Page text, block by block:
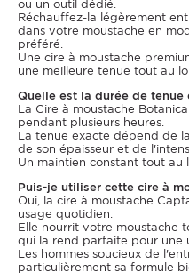
ou un outil dédié.
Réchauffez-la légèrement
dans votre moustache en
préféré.
Une cire à moustache
une meilleure tenue tout au
Quelle est la durée de tenue
La Cire à moustache
pendant plusieurs heures.
La tenue exacte dépend de
de son épaisseur et de
Un maintien constant tout au
Puis-je utiliser cette cire à
Oui, la cire à moustache
usage quotidien.
Elle nourrit votre moustache
qui la rend parfaite pour une
Les hommes soucieux de
particulièrement sa formule